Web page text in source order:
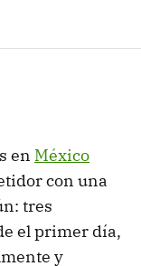
en México
con una
tres
el primer día,
y